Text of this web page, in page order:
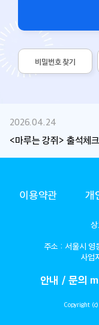
비밀번호 찾기
2026.04.24
<마루는 강쥐> 출석체
ANIMAX이용약관 개
주소 : 서울시 영
사업
안내 / 문의
Copyright